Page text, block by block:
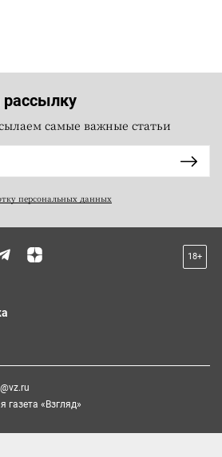
самые важные статьи
персональных данных
18+
«Взгляд»